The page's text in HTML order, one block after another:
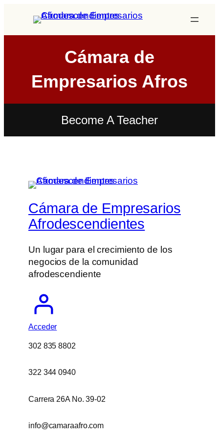
contenido
Cámara de
Empresarios Afros
Become A Teacher
Cámara de Empresarios
Afrodescendientes
Un lugar para el crecimiento de los
negocios de la comunidad
afrodescendiente
Acceder
302 835 8802
322 344 0940
Carrera 26A No. 39-02
info@camaraafro.com